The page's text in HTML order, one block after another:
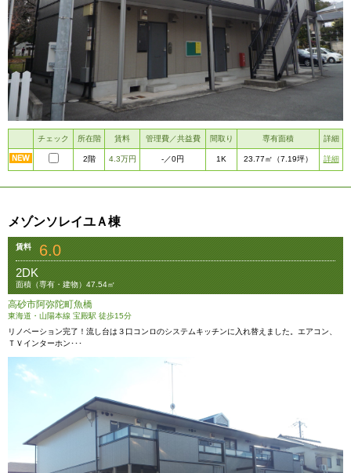
チェック 所在階 賃料 管理費／共益費 間取り 専有面積 詳細
2階 4.3万円 -／0円 1K 23.77㎡ （7.19坪） 詳細
メゾンソレイユＡ棟
賃料 6.0
2DK
面積（専有・建物）47.54㎡
高砂市阿弥陀町魚橋
東海道・山陽本線 宝殿駅 徒歩15分
リノベーション完了！流し台は３口コンロのシステムキッチンに入れ替えました。エアコン、
ＴＶインターホン･･･